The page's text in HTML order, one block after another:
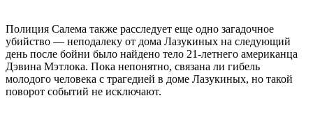
Полиция Салема также расследует еще одно загадочное
убийство — неподалеку от дома Лазукиных на следующий
день после бойни было найдено тело 21-летнего американца
Дэвина Мэтлока. Пока непонятно, связана ли гибель
молодого человека с трагедией в доме Лазукиных, но такой
поворот событий не исключают.